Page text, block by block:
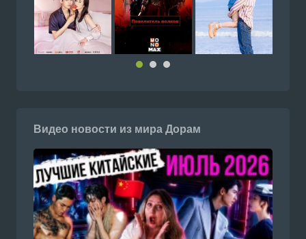
Видео новости из мира Дорам